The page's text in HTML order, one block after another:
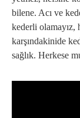
bilene. Acı ve
kederli olamayız,
karşındakinide
sağlık. Herkese